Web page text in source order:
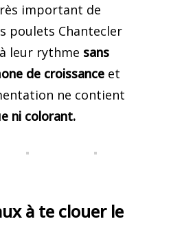
important de
poulets Chantecler
leur rythme sans
de croissance et
ne contient
ni colorant.
à te clouer le